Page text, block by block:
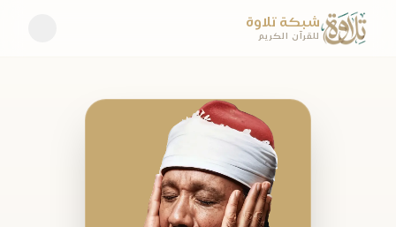
شبكة تلاوة
للقرآن الكريم